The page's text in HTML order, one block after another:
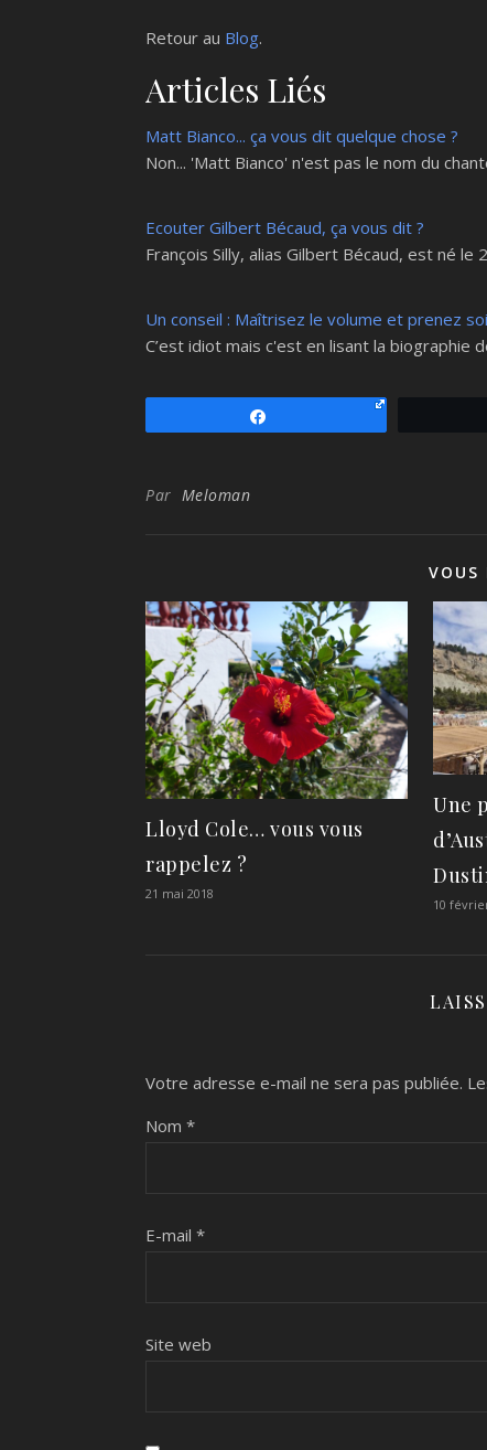
Retour au Blog.
Articles Liés
Matt Bianco... ça vous dit quelque chose ?
Non... 'Matt Bianco' n'est pas le nom du
Ecouter Gilbert Bécaud, ça vous dit ?
François Silly, alias Gilbert Bécaud, est né
Un conseil : Maîtrisez le volume et prenez
C’est idiot mais c'est en lisant la biographie
Par Meloman
VOUS
Lloyd Cole… vous vous
rappelez ?
21 mai 2018
Une
10
Votre adresse e-mail ne sera pas publiée.
Nom *
E-mail *
Site web